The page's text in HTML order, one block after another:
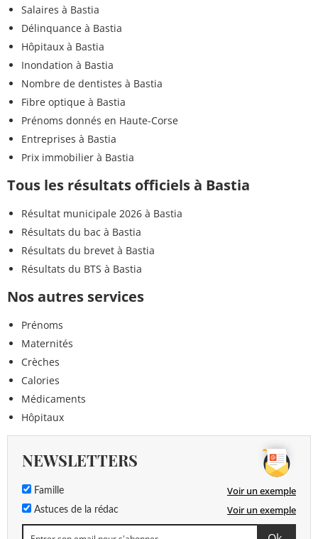
Salaires à Bastia
Délinquance à Bastia
Hôpitaux à Bastia
Inondation à Bastia
Nombre de dentistes à Bastia
Fibre optique à Bastia
Prénoms donnés en Haute-Corse
Entreprises à Bastia
Prix immobilier à Bastia
Tous les résultats officiels à Bastia
Résultat municipale 2026 à Bastia
Résultats du bac à Bastia
Résultats du brevet à Bastia
Résultats du BTS à Bastia
Nos autres services
Prénoms
Maternités
Crèches
Calories
Médicaments
Hôpitaux
NEWSLETTERS
Famille Voir un exemple
Astuces de la rédac Voir un exemple